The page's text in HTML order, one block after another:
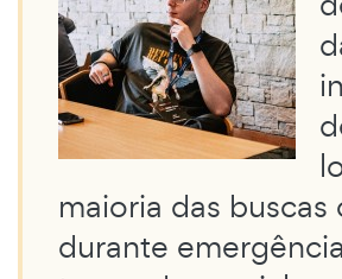
maioria das buscas
durante